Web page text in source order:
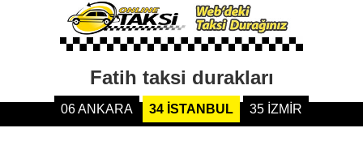
Fatih taksi durakları
06 ANKARA 34 İSTANBUL 35 İZMİR